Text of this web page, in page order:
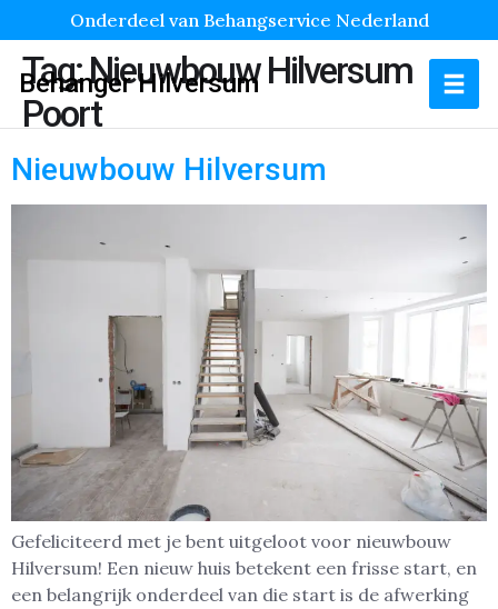
Onderdeel van Behangservice Nederland
Behanger Hilversum
Tag:Nieuwbouw Hilversum
Poort
Nieuwbouw Hilversum
Gefeliciteerd met je bent uitgeloot voor nieuwbouw
Hilversum! Een nieuw huis betekent een frisse start, en
een belangrijk onderdeel van die start is de afwerking